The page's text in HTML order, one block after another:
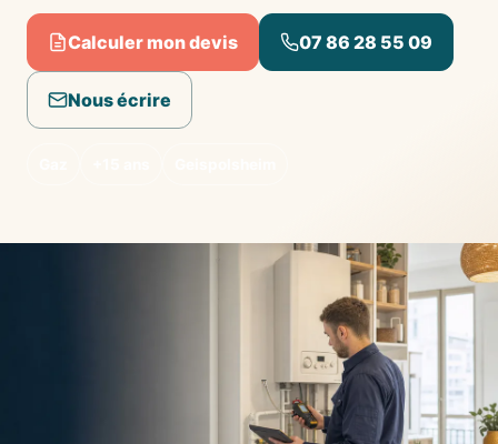
Calculer mon devis 07 86 28 55 09
Nous écrire